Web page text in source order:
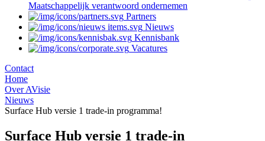
Maatschappelijk verantwoord ondernemen
Partners
Nieuws
Kennisbank
Vacatures
Contact
Home
Over AVisie
Nieuws
Surface Hub versie 1 trade-in programma!
Surface Hub versie 1 trade-in